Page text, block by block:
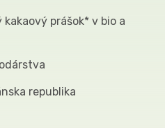
kakaový prášok* v bio a
republika